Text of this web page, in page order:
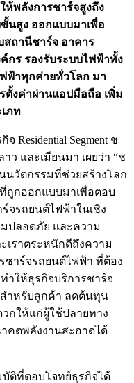
ห้พลังการชาร์จสูงถึง
นสูง ออกแบบมาเพื่อ
สถานีชาร์จ อาคาร
กร รองรับระบบไฟฟ้าทั้ง
ฟ้าทุกค่ายทั่วโลก มา
ตั้งค่าผ่านแอปมือถือ เพิ่ม
ภท
Residential Segment ช
ว และเมียนมา เผยว่า “ช
นวัตกรรมที่ช่วยสร้างโลก
ที่ถูกออกแบบมาเพื่อตอบ
จรถยนต์ไฟฟ้าในเชิง
ปลอดภัย และความ
เราตระหนักดีถึงความ
าร์จรถยนต์ไฟฟ้า ที่ต้อง
ำให้ธุรกิจบริการชาร์จ
สำหรับลูกค้า ลดต้นทุน
กให้แก่ผู้ใช้ปลายทาง
คตพลังงานสะอาดได้
บัติที่ตอบโจทย์ธุรกิจได้